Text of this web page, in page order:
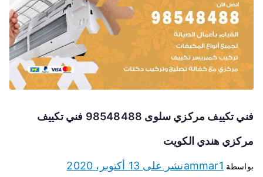
فني تكييف مركزي سلوى 98548488 فني تكييف
مركزي هندي الكويت
بواسطة ammar1نشر على 13 أكتوبر، 2020